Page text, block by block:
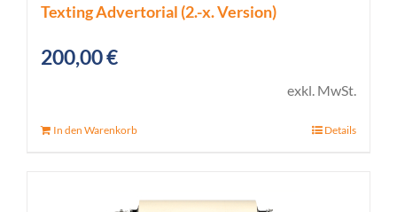
Texting Advertorial (2.-x. Version)
200,00€
exkl. MwSt.
In den Warenkorb Details